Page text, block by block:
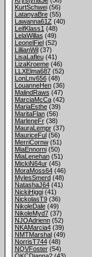
KurtSchwei(56)
LatanyaBre(55)
Lawanna61Z (40)
LeifKlass1 (48)
LelaWillas (49)
LeonelFiel(52)
LillianWil(37)
LisaLafleu(41)
LizaKroeme(46)
LLXElma687(52)
LonLnv656(48)
LouanneHen(36)
MalindRaws (47)
MarciaMcCa(42)
MariaEsthe(39)
MaritaFlan(56)
MarleneFr(38)
MauraLempr(37)
MauriceFul(56)
MerriCornw(51)
MiaEnnorni(50)
MiaLenehan(51)
MickiN64ur(45)
MoraMoss64(46)
MylesSmerd(48)
NatashaJ64(41)
NickiHiggi(41)
NickolasT9(36)
NikoleDale(49)
NikoleMyd7(37)
NJOAdrienn(52)
NKAMarcia4(39)
NMTMarshal(49)
NorrisT744(48)
NQVFoster(54)